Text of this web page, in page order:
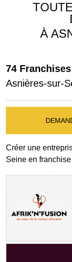
À
74
Asnières-sur-
Créer une
Seine en